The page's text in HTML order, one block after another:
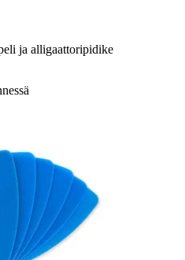
ja alligaattoripidike